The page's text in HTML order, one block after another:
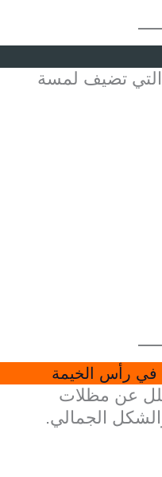
التي تضيف لمسة
في رأس الخيمة
عن مظلات
الجمالي.